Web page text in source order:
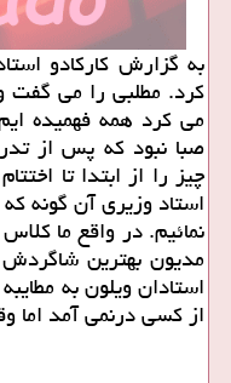
به گزارش كاركادو
كرد. مطلبی را می گفت
می كرد همه فهمیده
صبا نبود كه پس از
چیز را از ابتدا تا
استاد وزیری آن گونه
نمائیم. در واقع ما
مدیون بهترین
استادان ویلون به
از كسی درنمی آمد اما